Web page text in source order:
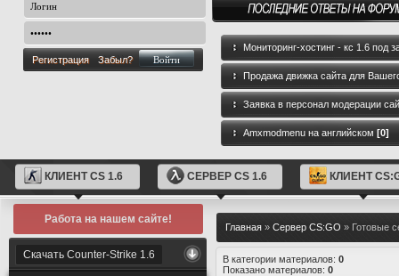
Регистрация Забыл?
Мониторинг-хостинг - кс 1.6 под
Продажа движка сайта для
GameCMS[0]
Заявка в персонал модерации
Amxmodmenu на английском [0]
КЛИЕНТ CS 1.6 СЕРВЕР CS 1.6 КЛИЕНТ
Работа на нашем сайте!
Скачать Counter-Strike 1.6
Главная » Сервер CS:GO » Готовые
В категории материалов: 0
Показано материалов: 0